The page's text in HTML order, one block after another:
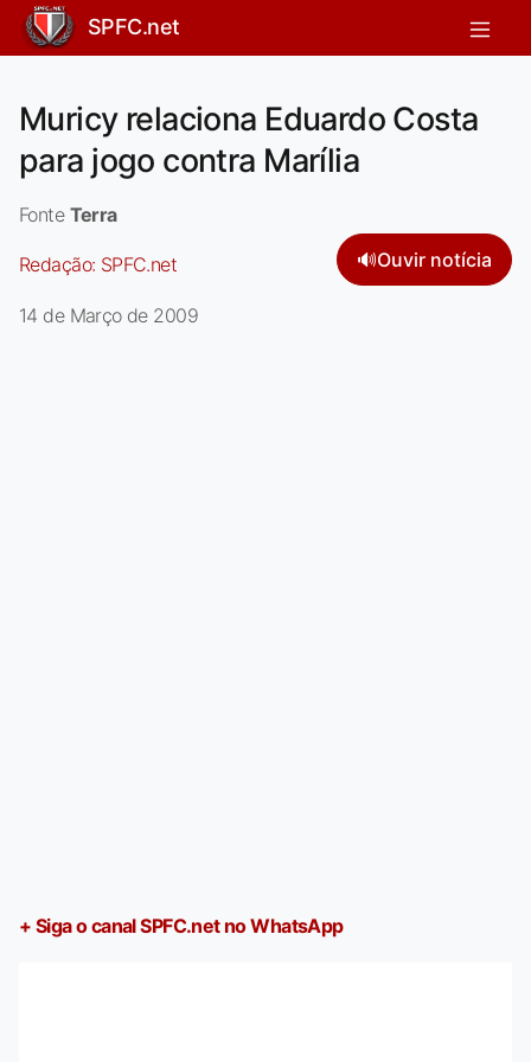
SPFC.net
Muricy relaciona Eduardo Costa
para jogo contra Marília
Fonte Terra
Redação: SPFC.net 🔊Ouvir notícia
14 de Março de 2009
+ Siga o canal SPFC.net no WhatsApp